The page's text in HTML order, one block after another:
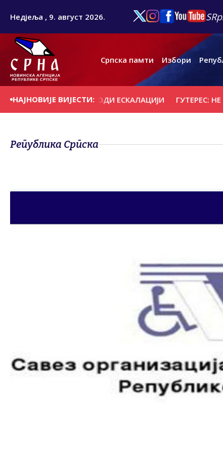
Недјеља , 9. август 2026.
Српска памти Избори
НАЈНОВИЈЕ ВИЈЕСТИ:
КВАЗИБЛОК ВОДИ ЕСКАЛАЦИЈИ ГУТЕРЕС: НЕ
Република Српска